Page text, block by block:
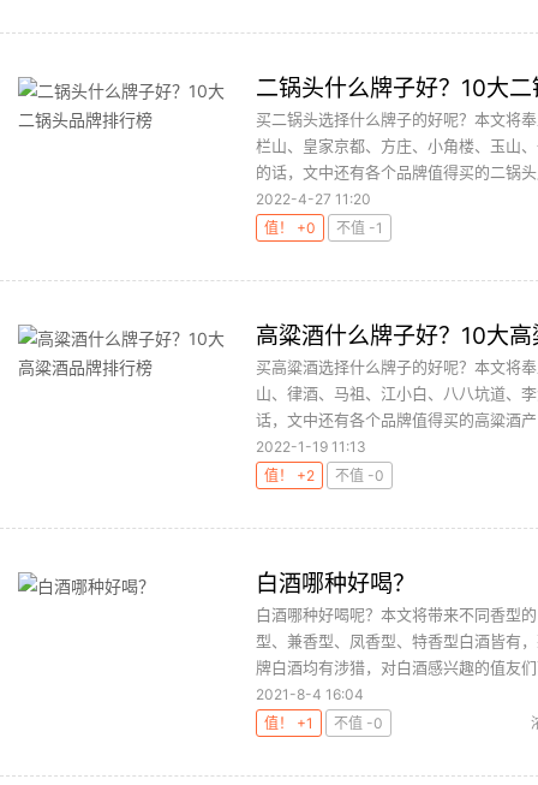
二锅头什么牌子好？10大
买二锅头选择什么牌子的好呢？本文将
栏山、皇家京都、方庄、小角楼、玉山
的话，文中还有各个品牌值得买的二锅
2022-4-27 11:20
值！ +0
不值 -1
高粱酒什么牌子好？10大
买高粱酒选择什么牌子的好呢？本文将
山、律酒、马祖、江小白、八八坑道、
话，文中还有各个品牌值得买的高粱酒
2022-1-19 11:13
值！ +2
不值 -0
白酒哪种好喝？
白酒哪种好喝呢？本文将带来不同香型
型、兼香型、凤香型、特香型白酒皆有
牌白酒均有涉猎，对白酒感兴趣的值友
2021-8-4 16:04
值！ +1
不值 -0